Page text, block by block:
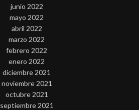
junio 2022
mayo 2022
abril 2022
marzo 2022
febrero 2022
enero 2022
diciembre 2021
noviembre 2021
octubre 2021
septiembre 2021